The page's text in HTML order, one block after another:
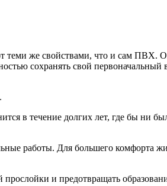
теми же свойствами, что и сам ПВХ.
сохранять свой
в течение долгих лет, где бы ни
работы. Для большего комфорта
и предотвращать